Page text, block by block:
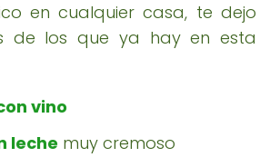
en cualquier casa, te dejo
de los que ya hay en esta
vino
leche muy cremoso